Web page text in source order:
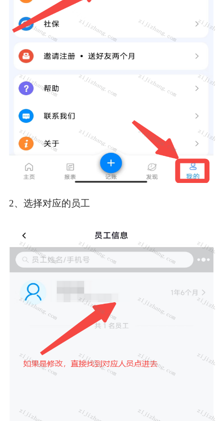
2、选择对应的员工